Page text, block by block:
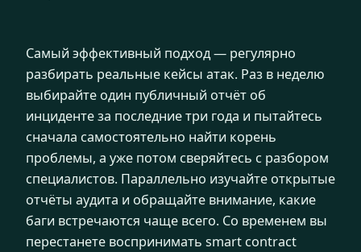
Самый эффективный подход — регулярно
разбирать реальные кейсы атак. Раз в неделю
выбирайте один публичный отчёт об
инциденте за последние три года и пытайтесь
сначала самостоятельно найти корень
проблемы, а уже потом сверяйтесь с разбором
специалистов. Параллельно изучайте открытые
отчёты аудита и обращайте внимание, какие
баги встречаются чаще всего. Со временем вы
перестанете воспринимать smart contract